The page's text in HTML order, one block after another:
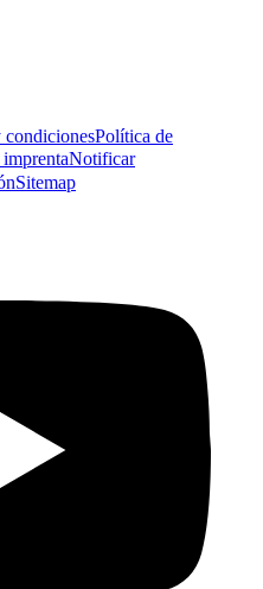
Política de
Notificar
Sitemap